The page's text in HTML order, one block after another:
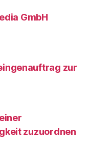
GmbH
zur
zuzuordnen